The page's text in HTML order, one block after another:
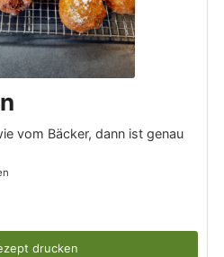
vom Bäcker, dann ist genau
drucken